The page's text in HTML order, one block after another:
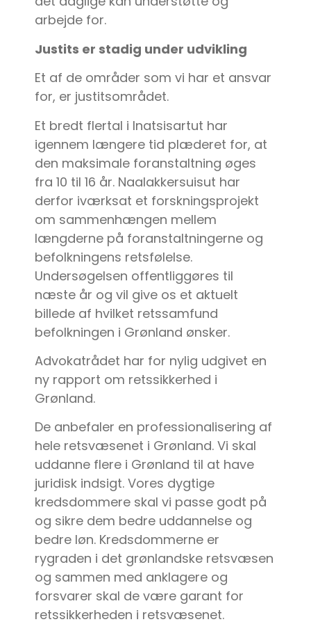
arbejde for.
Justits er stadig under udvikling
Et af de områder som vi har et ansvar
for, er justitsområdet.
Et bredt flertal i Inatsisartut har
igennem længere tid plæderet for, at
den maksimale foranstaltning øges
fra 10 til 16 år. Naalakkersuisut har
derfor iværksat et forskningsprojekt
om sammenhængen mellem
længderne på foranstaltningerne og
befolkningens retsfølelse.
Undersøgelsen offentliggøres til
næste år og vil give os et aktuelt
billede af hvilket retssamfund
befolkningen i Grønland ønsker.
Advokatrådet har for nylig udgivet en
ny rapport om retssikkerhed i
Grønland.
De anbefaler en professionalisering af
hele retsvæsenet i Grønland. Vi skal
uddanne flere i Grønland til at have
juridisk indsigt. Vores dygtige
kredsdommere skal vi passe godt på
og sikre dem bedre uddannelse og
bedre løn. Kredsdommerne er
rygraden i det grønlandske retsvæsen
og sammen med anklagere og
forsvarer skal de være garant for
retssikkerheden i retsvæsenet.